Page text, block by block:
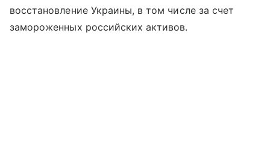
восстановление Украины, в том числе за счет
замороженных российских активов.